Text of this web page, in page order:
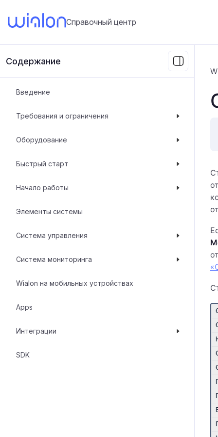
Справочный центр
Содержание
Введение
Требования и ограничения
Оборудование
Быстрый старт
Начало работы
Элементы системы
Система управления
Система мониторинга
Wialon на мобильных устройствах
Apps
Интеграции
SDK